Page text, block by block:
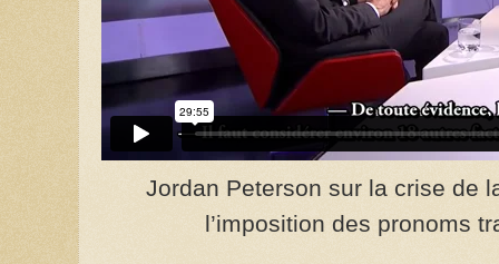
Jordan Peterson sur la crise de
l’imposition des pronoms